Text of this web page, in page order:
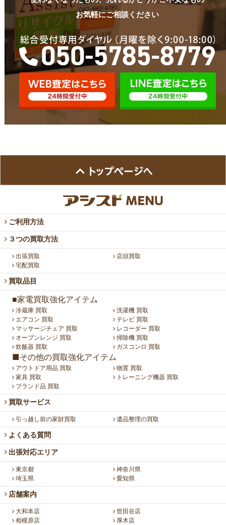
お気軽にご相談ください
ご利用方法
３つの買取方法
出張買取
店頭買取
宅配買取
買取品目
■家電買取強化アイテム
冷蔵庫 買取
洗濯機 買取
エアコン 買取
テレビ 買取
マッサージチェア 買取
レコーダー 買取
オーブンレンジ 買取
掃除機 買取
炊飯器 買取
ガスコンロ 買取
■その他の買取強化アイテム
アウトドア用品 買取
物置 買取
家具 買取
トレーニング機器 買取
ブランド品 買取
買取サービス
引っ越し前の家財買取 遺品整理の買取
よくある質問
出張対応エリア
東京都
神奈川県
埼玉県
愛知県
店舗案内
大和本店
世田谷店
相模原店
厚木店